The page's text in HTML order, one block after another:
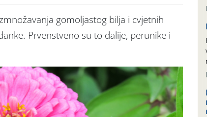
gomoljastog bilja i cvjetnih
Prvenstveno su to dalije, perunike i